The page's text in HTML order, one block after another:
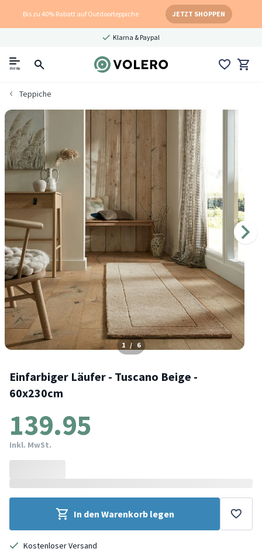
Bis zu 40% Rabatt auf Outdoorteppiche JETZT SHOPPEN
Klarna & Paypal
menu
Teppiche
1 / 6
Einfarbiger Läufer - Tuscano Beige -
60x230cm
139.95
Inkl. MwSt.
In den Warenkorb legen
Kostenloser Versand